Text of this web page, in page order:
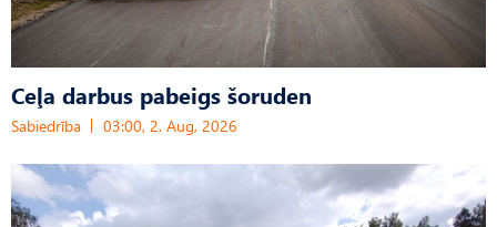
Ceļa darbus pabeigs šoruden
Sabiedrība 03:00, 2. Aug, 2026